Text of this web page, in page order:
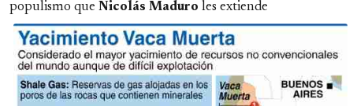
populismo que Nicolás Maduro les extiende